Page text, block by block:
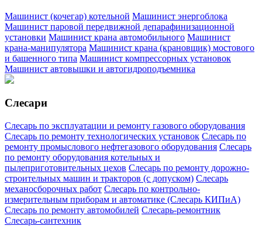
Машинист (кочегар) котельной Машинист энергоблока
Машинист паровой передвижной депарафинизационной
установки Машинист крана автомобильного Машинист
крана-манипулятора Машинист крана (крановщик) мостового
и башенного типа Машинист компрессорных установок
Машинист автовышки и автогидроподъемника
Слесари
Слесарь по эксплуатации и ремонту газового оборудования
Слесарь по ремонту технологических установок Слесарь по
ремонту промыслового нефтегазового оборудования Слесарь
по ремонту оборудования котельных и
пылеприготовительных цехов Слесарь по ремонту дорожно-
строительных машин и тракторов (с допуском) Слесарь
механосборочных работ Слесарь по контрольно-
измерительным приборам и автоматике (Слесарь КИПиА)
Слесарь по ремонту автомобилей Слесарь-ремонтник
Слесарь-сантехник